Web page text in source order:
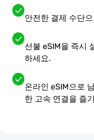
안전한 결제 수단
선불 eSIM을 즉시
하세요.
온라인 eSIM으로
한 고속 연결을 즐